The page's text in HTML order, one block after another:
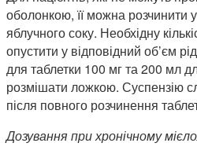
оболонкою, її можна розчинити
яблучного соку. Необхідну
опустити у відповідний об’єм
для таблетки 100 мг та 200 мл
розмішати ложкою. Суспензію
після повного розчинення
Дозування при хронічному